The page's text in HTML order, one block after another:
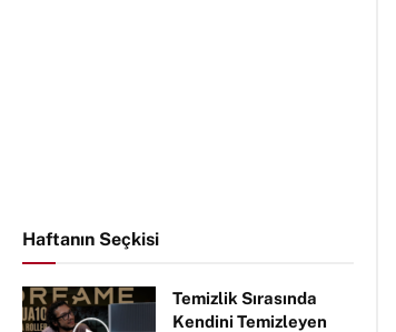
Haftanın Seçkisi
Temizlik Sırasında
Kendini Temizleyen